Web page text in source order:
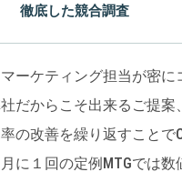
徹底した競合調査
ーケティング担当が密に
だからこそ出来るご提案
の改善を繰り返すことで
に１回の定例MTGでは数